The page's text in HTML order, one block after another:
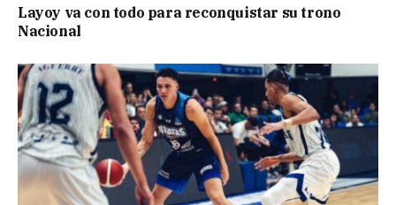
Layoy va con todo para reconquistar su trono
Nacional